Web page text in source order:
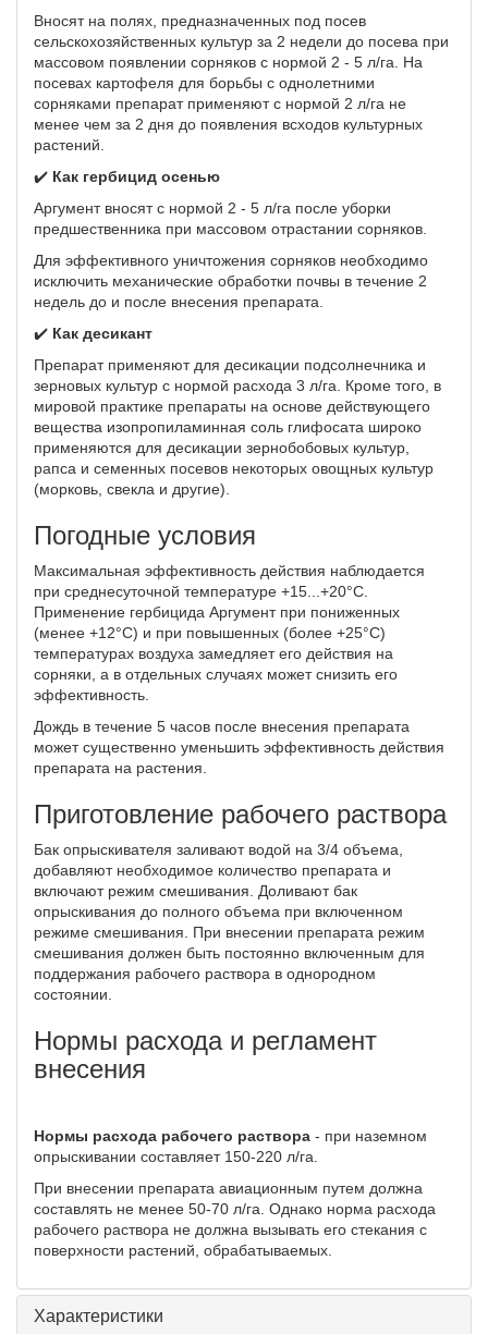
Вносят на полях, предназначенных под посев
сельскохозяйственных культур за 2 недели до посева при
массовом появлении сорняков с нормой 2 - 5 л/га. На
посевах картофеля для борьбы с однолетними
сорняками препарат применяют с нормой 2 л/га не
менее чем за 2 дня до появления всходов культурных
растений.
✔️ Как гербицид осенью
Аргумент вносят с нормой 2 - 5 л/га после уборки
предшественника при массовом отрастании сорняков.
Для эффективного уничтожения сорняков необходимо
исключить механические обработки почвы в течение 2
недель до и после внесения препарата.
✔️ Как десикант
Препарат применяют для десикации подсолнечника и
зерновых культур с нормой расхода 3 л/га. Кроме того, в
мировой практике препараты на основе действующего
вещества изопропиламинная соль глифосата широко
применяются для десикации зернобобовых культур,
рапса и семенных посевов некоторых овощных культур
(морковь, свекла и другие).
Погодные условия
Максимальная эффективность действия наблюдается
при среднесуточной температуре +15...+20°С.
Применение гербицида Аргумент при пониженных
(менее +12°С) и при повышенных (более +25°С)
температурах воздуха замедляет его действия на
сорняки, а в отдельных случаях может снизить его
эффективность.
Дождь в течение 5 часов после внесения препарата
может существенно уменьшить эффективность действия
препарата на растения.
Приготовление рабочего раствора
Бак опрыскивателя заливают водой на 3/4 объема,
добавляют необходимое количество препарата и
включают режим смешивания. Доливают бак
опрыскивания до полного объема при включенном
режиме смешивания. При внесении препарата режим
смешивания должен быть постоянно включенным для
поддержания рабочего раствора в однородном
состоянии.
Нормы расхода и регламент
внесения
Нормы расхода рабочего раствора - при наземном
опрыскивании составляет 150-220 л/га.
При внесении препарата авиационным путем должна
составлять не менее 50-70 л/га. Однако норма расхода
рабочего раствора не должна вызывать его стекания с
поверхности растений, обрабатываемых.
Характеристики